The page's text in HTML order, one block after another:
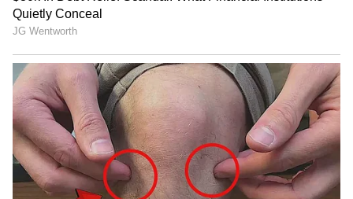
இதையும் படியுங்கள்:
என்ன கட்சியில்
இருந்து நீக்கிட்டாங்க!
உச்சநீதிமன்றத்தில் முறையிட்ட OPS!
தலைமை நீதிபதி என்ன சொன்னார்
தெரியுமா?